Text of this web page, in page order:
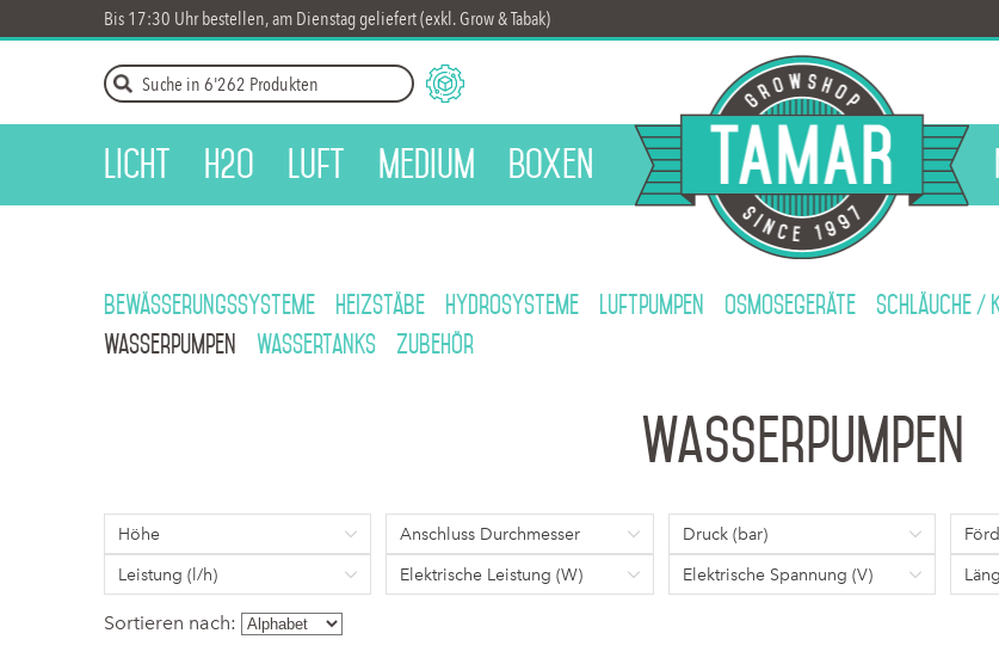
Bis 17:30 Uhr bestellen, am Dienstag geliefert (exkl. Grow & Tabak)
Licht H2O Luft Medium Boxen
Bewässerungssysteme Heizstäbe Hydrosysteme Luftpumpen Osmosegeräte Schläuche /
Wasserpumpen
Wassertanks Zubehör
Wasserpumpen
Höhe Anschluss Durchmesser Druck (bar)
Leistung (l/h)
Elektrische Leistung (W) Elektrische Spannung (V)
Sortieren nach: